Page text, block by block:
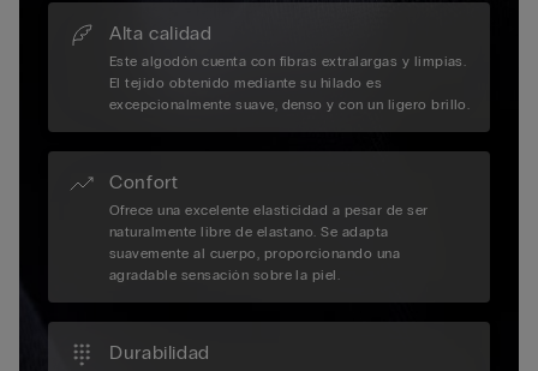
Alta calidad
Este algodón cuenta con fibras extralargas y limpias.
El tejido obtenido mediante su hilado es
excepcionalmente suave, denso y con un ligero brillo.
Confort
Ofrece una excelente elasticidad a pesar de ser
naturalmente libre de elastano. Se adapta
suavemente al cuerpo, proporcionando una
agradable sensación sobre la piel.
Durabilidad